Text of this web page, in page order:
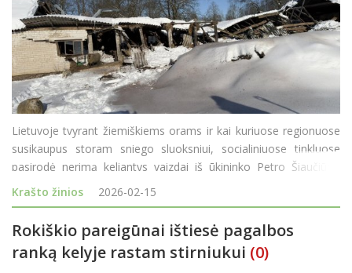
Lietuvoje tvyrant žiemiškiems orams ir kai kuriuose regionuose
susikaupus storam sniego sluoksniui, socialiniuose tinkluose
pasirodė nerimą keliantys vaizdai iš ūkininko Petro Šiaučiūno
ūkio. Vyras savo „Facebook“ paskyroje pasidalijo kadrais,
kuriuose matyti pradėję
Krašto žinios 2026-02-15
Rokiškio pareigūnai ištiesė pagalbos
ranką kelyje rastam stirniukui (0)